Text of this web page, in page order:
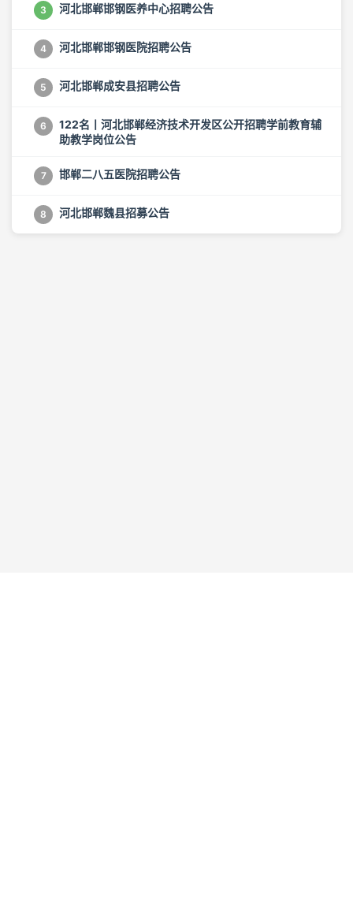
3 河北邯郸邯钢医养中心招聘公告
4 河北邯郸邯钢医院招聘公告
5 河北邯郸成安县招聘公告
6
122名丨河北邯郸经济技术开发区公开招聘学前教育辅
助教学岗位公告
7 邯郸二八五医院招聘公告
8 河北邯郸魏县招募公告